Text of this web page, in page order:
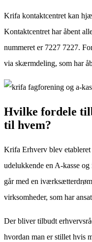
Krifa kontaktcentret kan
Kontaktcentret har åbent
nummeret er 7227 7227.
via skærmdeling, som har
Hvilke fordele
til hvem?
Krifa Erhverv blev
udelukkende en A-kasse
går med en
virksomheder, som har
Der bliver tilbudt
hvordan man er stillet hvis